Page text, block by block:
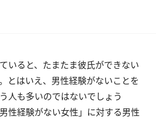
いると、たまたま彼氏ができない
とはいえ、男性経験がないことを
人も多いのではないでしょう
性経験がない女性」に対する男性